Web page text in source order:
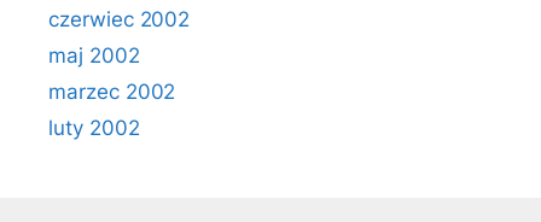
czerwiec 2002
maj 2002
marzec 2002
luty 2002